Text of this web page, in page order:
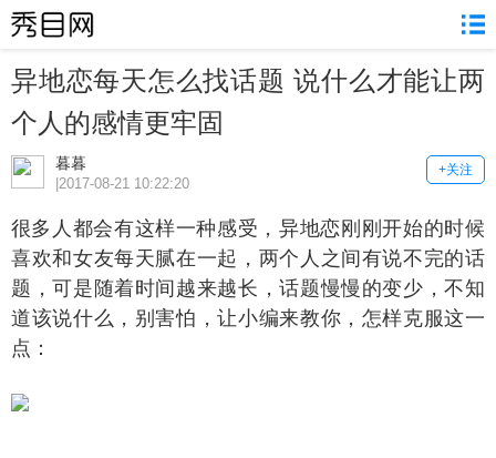
异地恋每天怎么找话题 说什么才能让两
个人的感情更牢固
暮暮 +关注
|2017-08-21 10:22:20
人都会有这样一种感受，异地恋刚刚开始的时候
喜欢和女友每天腻在一起，两个人之间有说不完的话
题，可是随着时间越来越长，话题慢慢的变少，不知
道该说什么，别害怕，让小编来教你，怎样克服这一
点：